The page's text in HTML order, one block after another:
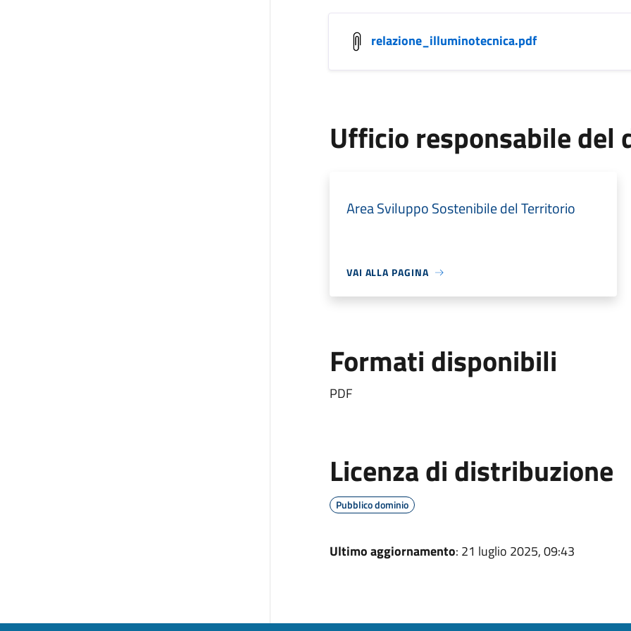
relazione_illuminotecnica.pdf
Ufficio responsabile del
Area Sviluppo Sostenibile del Territorio
VAI ALLA PAGINA
Formati disponibili
PDF
Licenza di distribuzione
Pubblico dominio
Ultimo aggiornamento: 21 luglio 2025, 09:43